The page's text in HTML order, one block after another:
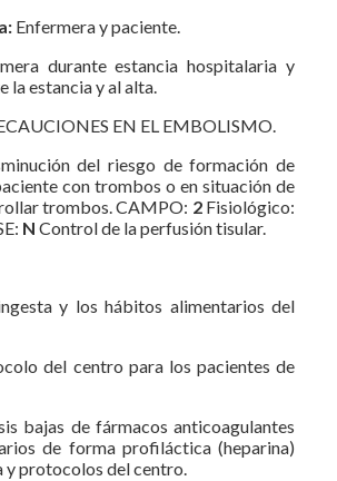
Enfermera y paciente.
durante estancia hospitalaria y
la estancia y al alta.
EN EL EMBOLISMO.
del riesgo de formación de
con trombos o en situación de
trombos. CAMPO: 2Fisiológico:
N Control de la perfusión tisular.
y los hábitos alimentarios del
del centro para los pacientes de
bajas de fármacos anticoagulantes
de forma profiláctica (heparina)
y protocolos del centro.